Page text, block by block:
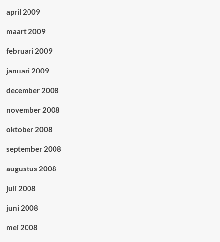
april 2009
maart 2009
februari 2009
januari 2009
december 2008
november 2008
oktober 2008
september 2008
augustus 2008
juli 2008
juni 2008
mei 2008